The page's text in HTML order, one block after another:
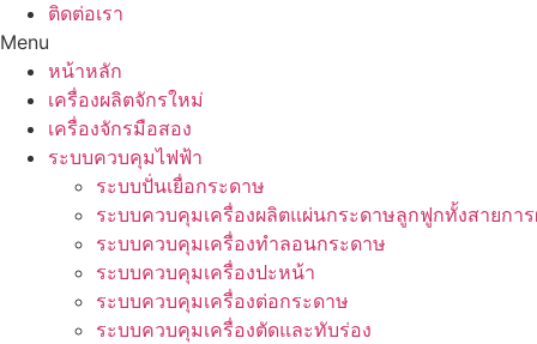
ติดต่อเรา
Menu
หน้าหลัก
เครื่องผลิตจักรใหม่
เครื่องจักรมือสอง
ระบบควบคุมไฟฟ้า
ระบบปั่นเยื่อกระดาษ
ระบบควบคุมเครื่องผลิตแผ่นกระดาษลูกฟูกทั้งสายกา
ระบบควบคุมเครื่องทำลอนกระดาษ
ระบบควบคุมเครื่องปะหน้า
ระบบควบคุมเครื่องต่อกระดาษ
ระบบควบคุมเครื่องตัดและทับร่อง